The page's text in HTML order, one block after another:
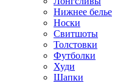
Нижнее белье
Носки
Свитшоты
Толстовки
Футболки
Худи
Шапки